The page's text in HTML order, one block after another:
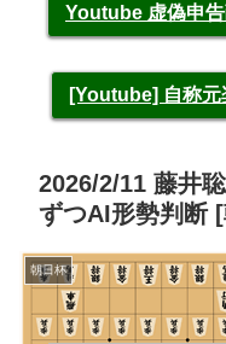
Youtube 虚偽申
[Youtube] 自称
2026/2/11 藤井
ずつAI形勢判断
朝日杯